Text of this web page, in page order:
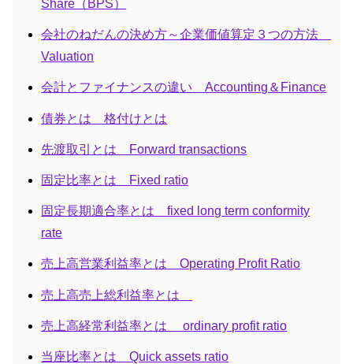
Share（BPS）
会社のねだんの決め方～企業価値算定３つの方法
Valuation
会計とファイナンスの違い Accounting＆Finance
債券とは 格付けとは
先渡取引とは Forward transactions
固定比率とは Fixed ratio
固定長期適合率とは fixed long term conformity
rate
売上高営業利益率とは Operating Profit Ratio
売上高売上総利益率とは
売上高経常利益率とは ordinary profit ratio
当座比率とは Quick assets ratio